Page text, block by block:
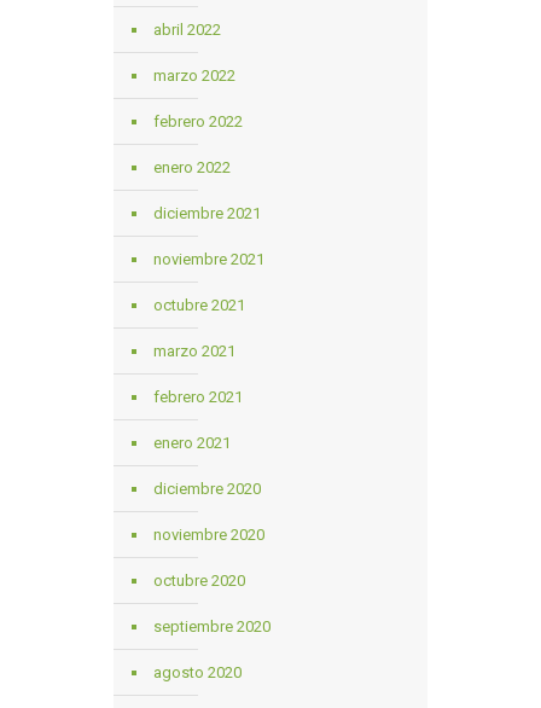
abril 2022
marzo 2022
febrero 2022
enero 2022
diciembre 2021
noviembre 2021
octubre 2021
marzo 2021
febrero 2021
enero 2021
diciembre 2020
noviembre 2020
octubre 2020
septiembre 2020
agosto 2020